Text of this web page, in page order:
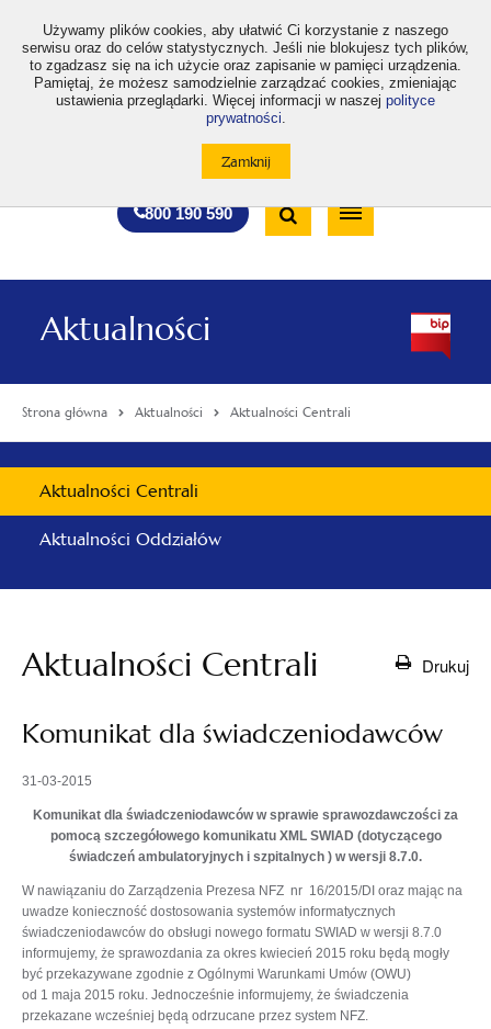
Używamy plików cookies, aby ułatwić Ci korzystanie z naszego
serwisu oraz do celów statystycznych. Jeśli nie blokujesz tych plików,
to zgadzasz się na ich użycie oraz zapisanie w pamięci urządzenia.
Pamiętaj, że możesz samodzielnie zarządzać cookies, zmieniając
ustawienia przeglądarki. Więcej informacji w naszej polityce
prywatności.
czcionkiczcionkiczcionki
A
otwiera
nowej
Bezpłatna
infolinia
800 190 590 Wyszukiwarka
Otwórz
/
Aktualności
Strona główna Aktualności Aktualności Centrali
Menu
Aktualności Centrali
Aktualności Oddziałów
Aktualności Centrali Drukuj
Komunikat dla świadczeniodawców
31-03-2015
Komunikat dla świadczeniodawców w sprawie sprawozdawczości za
pomocą szczegółowego komunikatu XML SWIAD (dotyczącego
świadczeń ambulatoryjnych i szpitalnych ) w wersji 8.7.0.
W nawiązaniu do Zarządzenia Prezesa NFZ nr 16/2015/DI oraz mając na
uwadze konieczność dostosowania systemów informatycznych
świadczeniodawców do obsługi nowego formatu SWIAD w wersji 8.7.0
informujemy, że sprawozdania za okres kwiecień 2015 roku będą mogły
być przekazywane zgodnie z Ogólnymi Warunkami Umów (OWU)
od 1 maja 2015 roku. Jednocześnie informujemy, że świadczenia
przekazane wcześniej będą odrzucane przez system NFZ.